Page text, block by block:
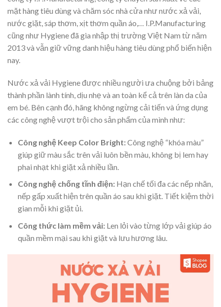
mặt hàng tiêu dùng và chăm sóc nhà cửa như nước xả vải,
nước giặt, sáp thơm, xịt thơm quần áo,… I.P.Manufacturing
cũng như Hygiene đã gia nhập thị trường Việt Nam từ năm
2013 và vẫn giữ vững danh hiệu hàng tiêu dùng phổ biến hiện
nay.
Nước xả vải Hygiene được nhiều người ưa chuộng bởi bảng
thành phần lành tính, dịu nhẹ và an toàn kể cả trên làn da của
em bé. Bên cạnh đó, hãng không ngừng cải tiến và ứng dụng
các công nghệ vượt trội cho sản phẩm của mình như:
Công nghệ Keep Color Bright:Công nghệ “khóa màu”
giúp giữ màu sắc trên vải luôn bền màu, không bị lem hay
phai nhạt khi giặt xả nhiều lần.
Công nghệ chống tĩnh điện: Hạn chế tối đa các nếp nhăn,
nếp gấp xuất hiện trên quần áo sau khi giặt. Tiết kiệm thời
gian mỗi khi giặt ủi.
Công thức làm mềm vải:Len lỏi vào từng lớp vải giúp áo
quần mềm mại sau khi giặt và lưu hương lâu.